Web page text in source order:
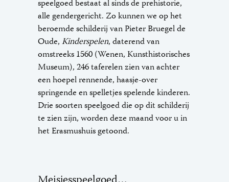
speelgoed bestaat al sinds de prehistorie,
alle gendergericht. Zo kunnen we op het
beroemde schilderij van Pieter Bruegel de
Oude,Kinderspelen, daterend van
omstreeks 1560 (Wenen, Kunsthistorisches
Museum), 246 taferelen zien van achter
een hoepel rennende, haasje-over
springende en spelletjes spelende kinderen.
Drie soorten speelgoed die op dit schilderij
te zien zijn, worden deze maand voor u in
het Erasmushuis getoond.